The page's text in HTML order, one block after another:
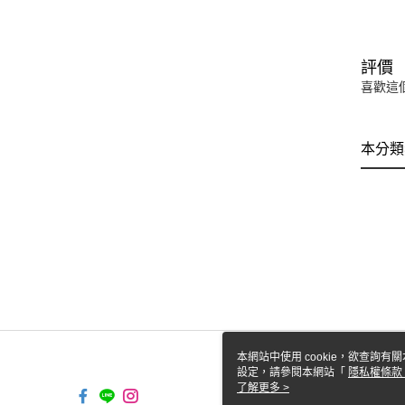
評價
喜歡這
本分
本網站中使用 cookie，欲查詢有
設定，請參閱本網站「 隱私權條款
使用 cookie。
了解更多 >